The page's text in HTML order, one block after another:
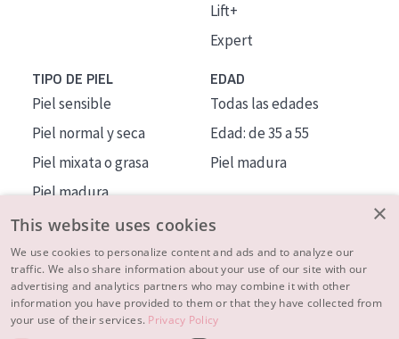
Lift+
Expert
TIPO DE PIEL
Piel sensible
Piel normal y seca
Piel mixata o grasa
Piel madura
Piel expuesta al sol
Piel menopáusica
EDAD
Todas las edades
Edad: de 35 a 55
Piel madura
MÁS SOBRE NOSOTROS
INSPIRACIÓN
×
This website uses cookies
We use cookies to personalize content and ads and to analyze our
traffic. We also share information about your use of our site with our
advertising and analytics partners who may combine it with other
information you have provided to them or that they have collected from
your use of their services. Privacy Policy